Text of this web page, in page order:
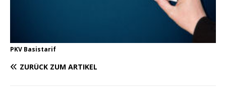
PKV Basistarif
ZURÜCK ZUM ARTIKEL